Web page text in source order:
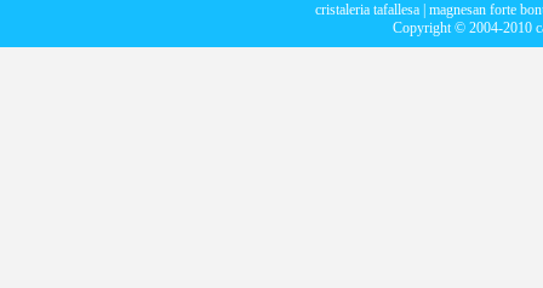
cristaleria tafallesa| magnesan forte
Copyright © 2004-2010